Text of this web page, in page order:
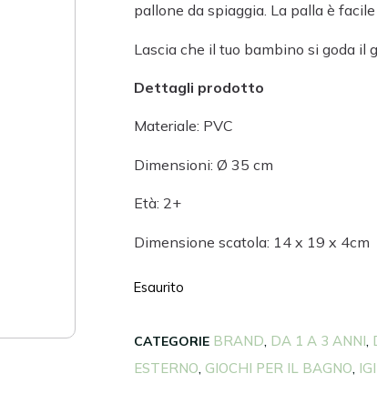
pallone da spiaggia. La palla è
Lascia che il tuo bambino si goda il
Dettagli prodotto
Materiale: PVC
Dimensioni: Ø 35 cm
Età: 2+
Dimensione scatola: 14 x 19 x 4cm
Esaurito
CATEGORIE BRAND, DA 1 A 3 ANNI,
ESTERNO, GIOCHI PER IL BAGNO,